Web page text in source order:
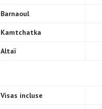
Barnaoul
Kamtchatka
Altaï
Visas incluse